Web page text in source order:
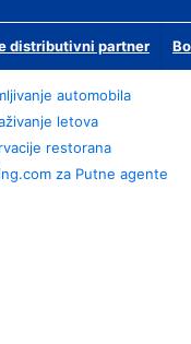
distributivni partner
automobila
letova
restorana
za Putne agente